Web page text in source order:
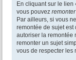
En cliquant sur le
vous pouvez remonter
Par ailleurs, si vous
remontée de sujet est
autoriser la remontée
remonter un sujet
vous de respecter les